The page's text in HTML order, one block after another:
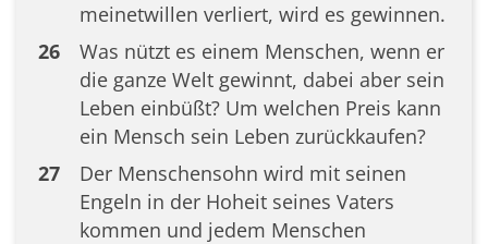
meinetwillen verliert, wird es gewinnen.
26
Was nützt es einem Menschen, wenn er
die ganze Welt gewinnt, dabei aber sein
Leben einbüßt? Um welchen Preis kann
ein Mensch sein Leben zurückkaufen?
27
Der Menschensohn wird mit seinen
Engeln in der Hoheit seines Vaters
kommen und jedem Menschen